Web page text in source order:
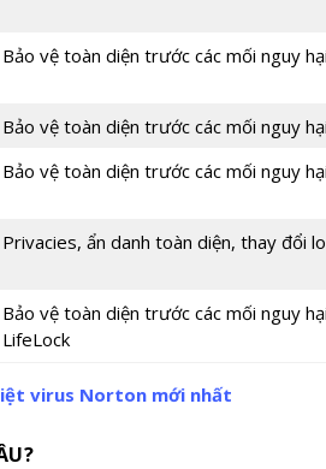
Bảo vệ toàn diện trước các mối nguy
Bảo vệ toàn diện trước các mối nguy
Bảo vệ toàn diện trước các mối nguy
Privacies, ẩn danh toàn diện, thay đổi
Bảo vệ toàn diện trước các mối nguy
LifeLock
virus Norton mới nhất